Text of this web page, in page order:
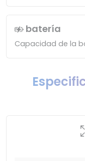
batería
Capacidad de la